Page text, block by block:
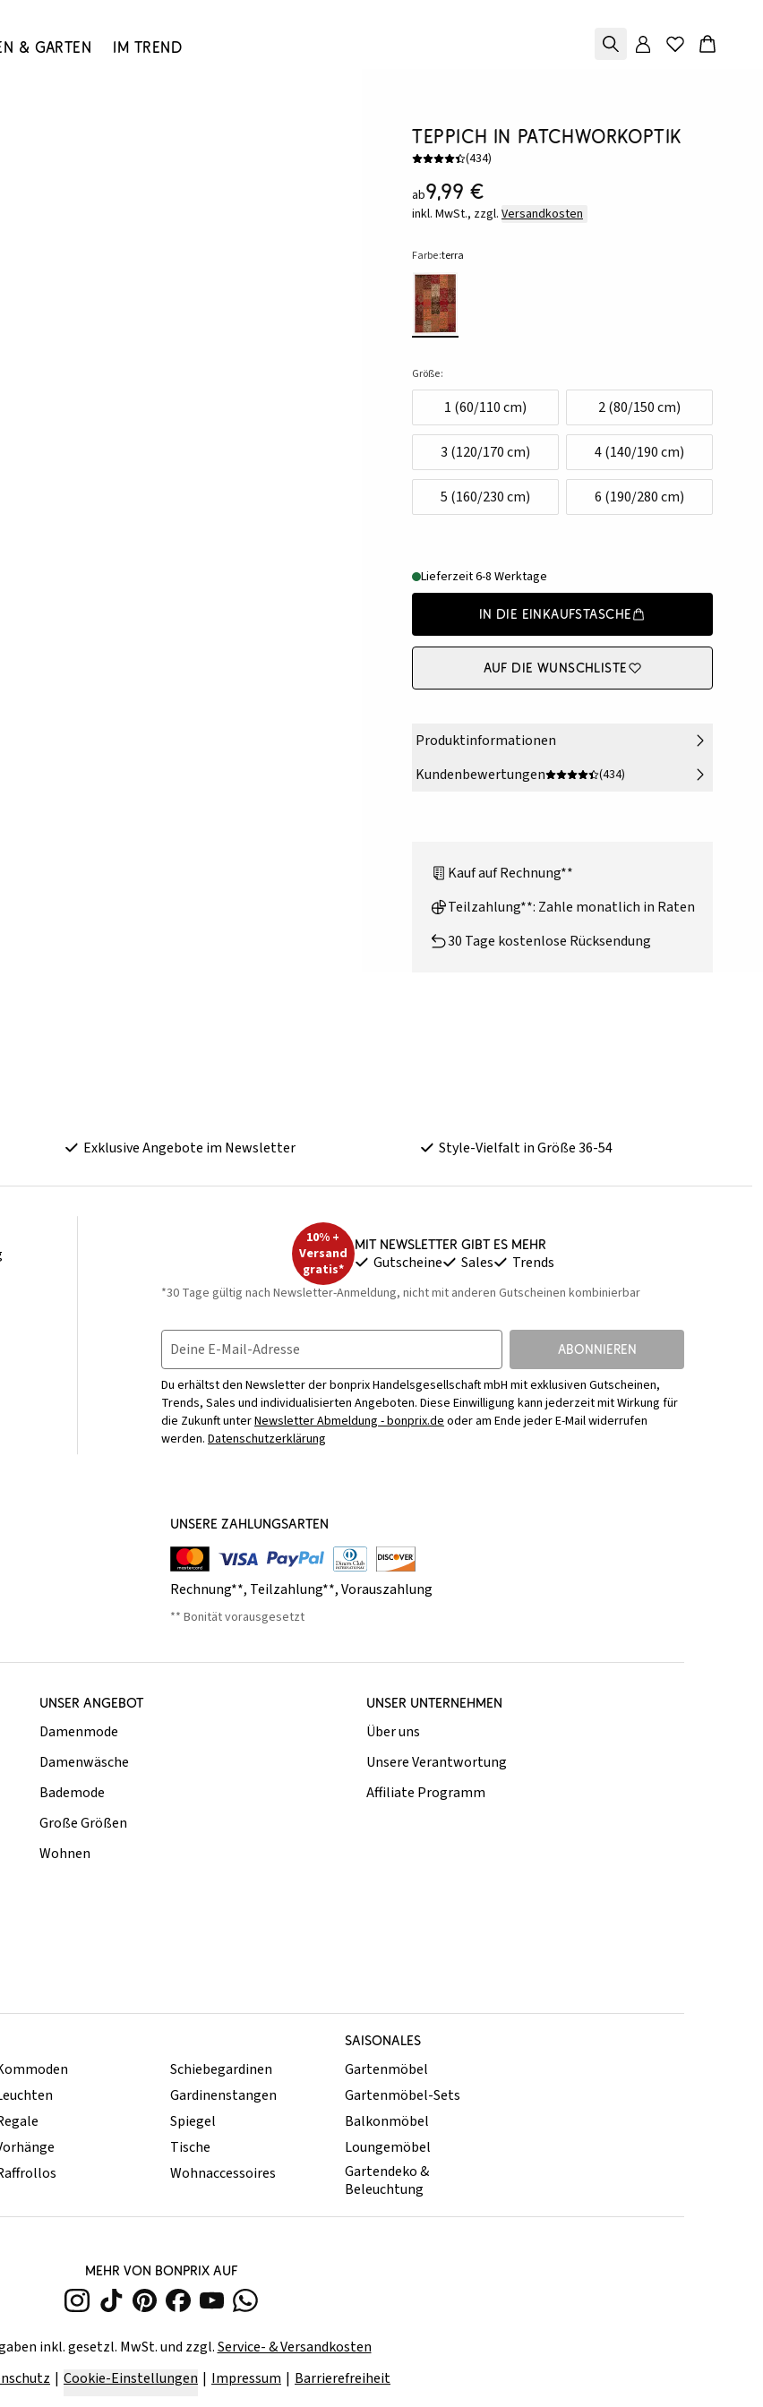
& Garten Im Trend
Teppich in Patchworkoptik
(434)
ab9,99 €
inkl. MwSt., zzgl. Versandkosten
Farbe:terra
Größe:
1 (60/110 cm) 2 (80/150 cm)
3 (120/170 cm) 4 (140/190 cm)
5 (160/230 cm) 6 (190/280 cm)
Lieferzeit 6-8 Werktage
In die Einkaufstasche
Auf die Wunschliste
Produktinformationen
Kundenbewertungen
(434)
Kauf auf Rechnung**
Teilzahlung**: Zahle monatlich in Raten
30 Tage kostenlose Rücksendung
Exklusive Angebote im Newsletter Style-Vielfalt in Größe 36-54
10% +
Versand
gratis*
Mit Newsletter gibt es mehr
Gutscheine Sales Trends
*30 Tage gültig nach Newsletter-Anmeldung, nicht mit anderen Gutscheinen kombinierbar
Deine E-Mail-Adresse ABONNIEREN
Du erhältst den Newsletter der bonprix Handelsgesellschaft mbH mit exklusiven Gutscheinen,
Trends, Sales und individualisierten Angeboten. Diese Einwilligung kann jederzeit mit Wirkung für
die Zukunft unterNewsletter Abmeldung - bonprix.deoder am Ende jeder E-Mail widerrufen
werden. Datenschutzerklärung
UNSERE ZAHLUNGSARTEN
Rechnung**, Teilzahlung**,Vorauszahlung
** Bonität vorausgesetzt
UNSER ANGEBOT
Damenmode
Damenwäsche
Bademode
Große Größen
Wohnen
UNSER UNTERNEHMEN
Über uns
Unsere Verantwortung
Affiliate Programm
SAISONALES
Schiebegardinen
Gardinenstangen
Spiegel
Tische
Wohnaccessoires
Gartenmöbel
Gartenmöbel-Sets
Balkonmöbel
Loungemöbel
Gartendeko &
Beleuchtung
MEHR VON BONPRIX AUF
inkl. gesetzl. MwSt. und zzgl.Service- & Versandkosten
Cookie-Einstellungen Impressum Barrierefreiheit